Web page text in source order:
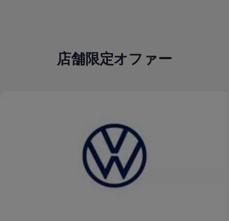
店舗限定オファー